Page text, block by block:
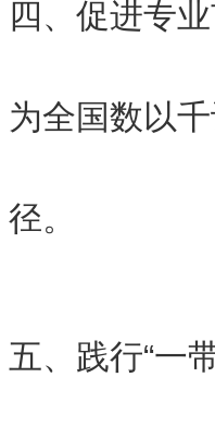
四、促进专
为全国数以
径。
五、践行“一